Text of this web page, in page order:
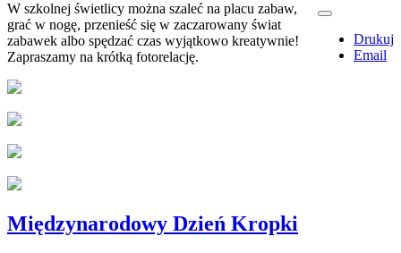
Drukuj
Email
W szkolnej świetlicy można szaleć na placu zabaw,
grać w nogę, przenieść się w zaczarowany świat
zabawek albo spędzać czas wyjątkowo kreatywnie!
Zapraszamy na krótką fotorelację.
Międzynarodowy Dzień Kropki